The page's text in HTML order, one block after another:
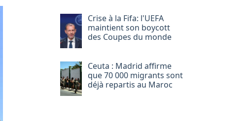
Crise à la Fifa: l'UEFA
maintient son boycott
des Coupes du monde
Ceuta : Madrid affirme
que 70 000 migrants sont
déjà repartis au Maroc